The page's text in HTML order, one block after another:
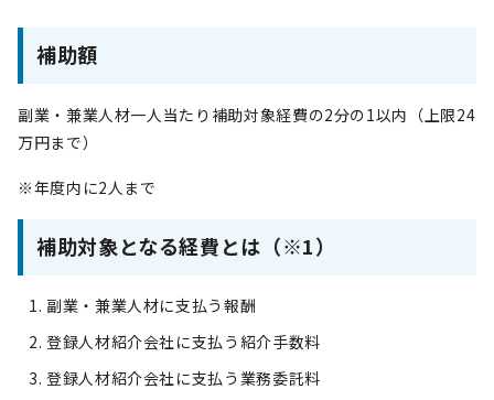
補助額
副業・兼業人材一人当たり補助対象経費の2分の1以内（上限24
万円まで）
※年度内に2人まで
補助対象となる経費とは（※1）
副業・兼業人材に支払う報酬
登録人材紹介会社に支払う紹介手数料
登録人材紹介会社に支払う業務委託料